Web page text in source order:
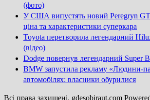
(фото)
У США випустять новий Peregryn GT-
ціна та характеристики суперкара
Toyota перетворила легендарний
(відео)
Dodge повернув легендарний Super
BMW запустила рекламу «Людини-
автомобілях: власники обурилися
Всі права захищені. gdesobiraut.com